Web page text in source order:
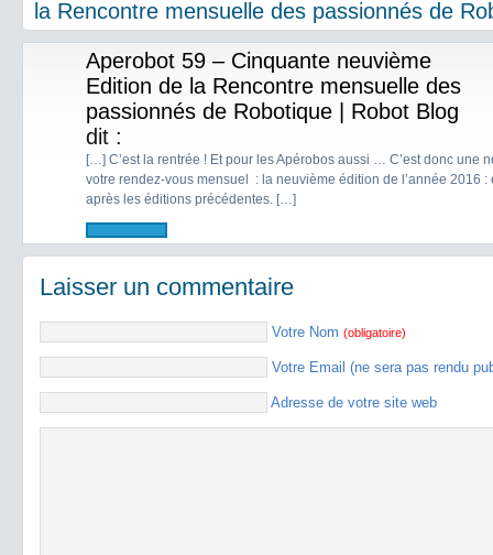
la Rencontre mensuelle des passionnés de
Aperobot 59 – Cinquante neuvième
Edition de la Rencontre mensuelle des
passionnés de Robotique | Robot Blog
dit :
[…] C’est la rentrée ! Et pour les Apérobos aussi … C’est donc une
votre rendez-vous mensuel : la neuvième édition de l’année 2016 :
après les éditions précédentes. […]
Laisser un commentaire
Votre Nom (obligatoire)
Votre Email (ne sera pas rendu
Adresse de votre site web